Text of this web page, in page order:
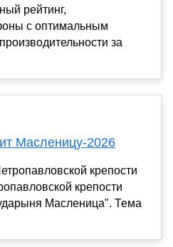
рейтинг,
с оптимальным
за
Масленицу-2026
крепости
крепости
Масленица". Тема